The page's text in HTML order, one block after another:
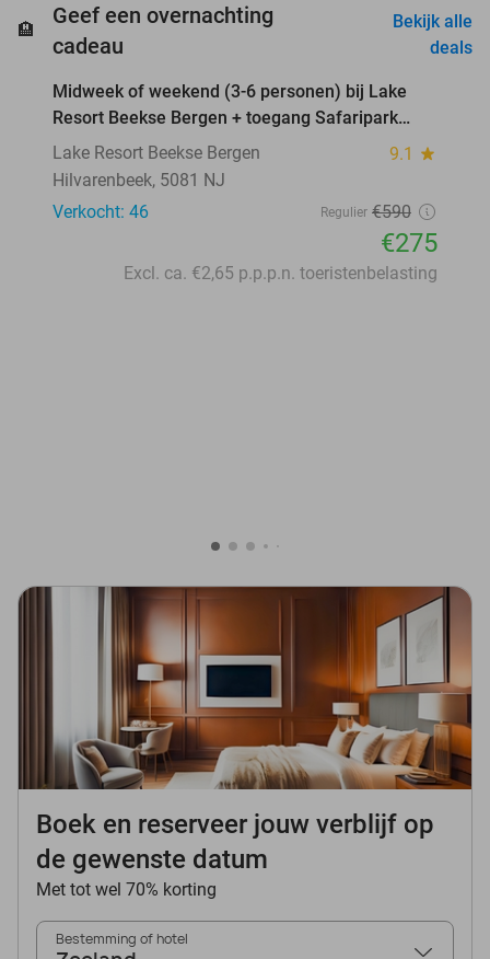
🏨
Geef een overnachting
cadeau
Bekijk alle
deals
53%
favorite_border
Midweek of weekend (3-6 personen) bij Lake
Resort Beekse Bergen + toegang Safaripark
Beekse Bergen
Lake Resort Beekse Bergen 9.1 star
Hilvarenbeek, 5081 NJ
Verkocht: 46
Regulier €590
€275
Excl. ca. €2,65 p.p.p.n. toeristenbelasting
Boek en reserveer jouw verblijf op
de gewenste datum
Met tot wel 70% korting
Bestemming of hotel